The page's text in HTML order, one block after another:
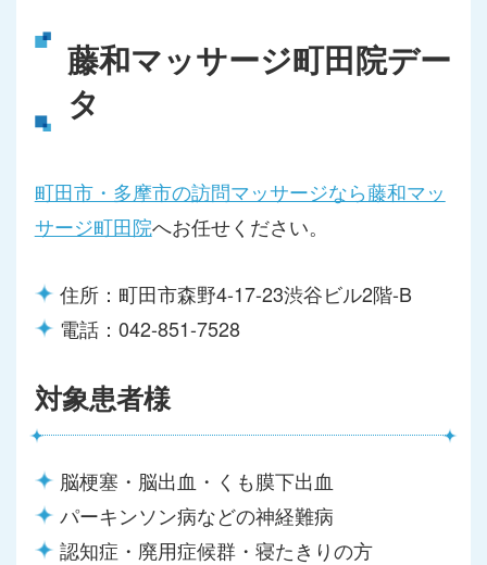
藤和マッサージ町田院デー
タ
町田市・多摩市の訪問マッサージなら藤和マッ
サージ町田院へお任せください。
住所：町田市森野4-17-23渋谷ビル2階-B
電話：042-851-7528
対象患者様
脳梗塞・脳出血・くも膜下出血
パーキンソン病などの神経難病
認知症・廃用症候群・寝たきりの方